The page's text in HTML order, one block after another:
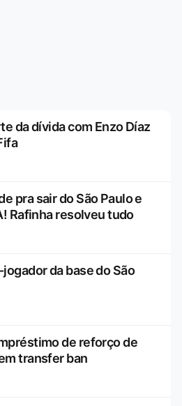
da dívida com Enzo Díaz
pra sair do São Paulo e
Rafinha resolveu tudo
da base do São
de reforço de
transfer ban